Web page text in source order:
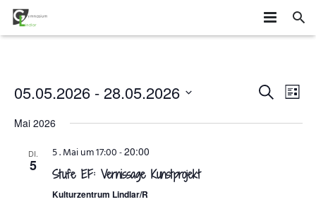
SCHÜLER
MITEINANDER GESTALTEN
AGS
AUSTAUSCH UND FAHRTEN
SCHULE
DAS GYMLI
FÄCHER
ORGANISATION
VERTRETUNGSPLAN
Suche
SUCHELISTE
05.05.2026 - 28.05.2026
wählen.
Mai 2026
DI.
5
5 . Mai um 17:00 -20:00
Stufe EF: Vernissage Kunstprojekt
Kulturzentrum Lindlar/R